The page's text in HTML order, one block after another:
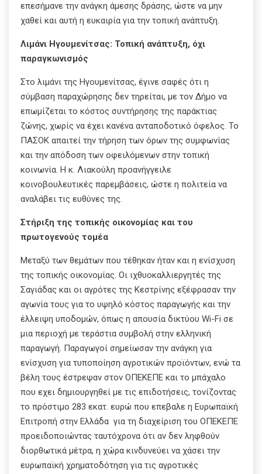
επεσήμανε την ανάγκη άμεσης δράσης, ώστε να μην
χαθεί και αυτή η ευκαιρία για την τοπική ανάπτυξη.
Λιμάνι Ηγουμενίτσας: Τοπική ανάπτυξη, όχι
παραγκωνισμός
Στο λιμάνι της Ηγουμενίτσας, έγινε σαφές ότι η
σύμβαση παραχώρησης δεν τηρείται, με τον Δήμο να
επωμίζεται το κόστος συντήρησης της παράκτιας
ζώνης, χωρίς να έχει κανένα ανταποδοτικό όφελος. Το
ΠΑΣΟΚ απαιτεί την τήρηση των όρων της συμφωνίας
και την απόδοση των οφειλόμενων στην τοπική
κοινωνία. Η κ. Λιακούλη προανήγγειλε
κοινοβουλευτικές παρεμβάσεις, ώστε η πολιτεία να
αναλάβει τις ευθύνες της.
Στήριξη της τοπικής οικονομίας και του
πρωτογενούς τομέα
Μεταξύ των θεμάτων που τέθηκαν ήταν και η ενίσχυση
της τοπικής οικονομίας. Οι ιχθυοκαλλιεργητές της
Σαγιάδας και οι αγρότες της Κεστρίνης εξέφρασαν την
αγωνία τους για το υψηλό κόστος παραγωγής και την
έλλειψη υποδομών, όπως η απουσία δικτύου Wi-Fi σε
μια περιοχή με τεράστια συμβολή στην ελληνική
παραγωγή. Παραγωγοί σημείωσαν την ανάγκη για
ενίσχυση για τυποποίηση αγροτικών προϊόντων, ενώ τα
βέλη τους έστρεψαν στον ΟΠΕΚΕΠΕ και το μπάχαλο
που εχει δημιουργηθεί με τις επιδοτήσεις, τονίζοντας
το πρόστιμο 283 εκατ. ευρώ που επεβαλε η Ευρωπαϊκή
Επιτροπή στην Ελλάδα για τη διαχείριση του ΟΠΕΚΕΠΕ
προειδοποιώντας ταυτόχρονα ότι αν δεν ληφθούν
διορθωτικά μέτρα, η χώρα κινδυνεύει να χάσει την
ευρωπαϊκή χρηματοδότηση για τις αγροτικές